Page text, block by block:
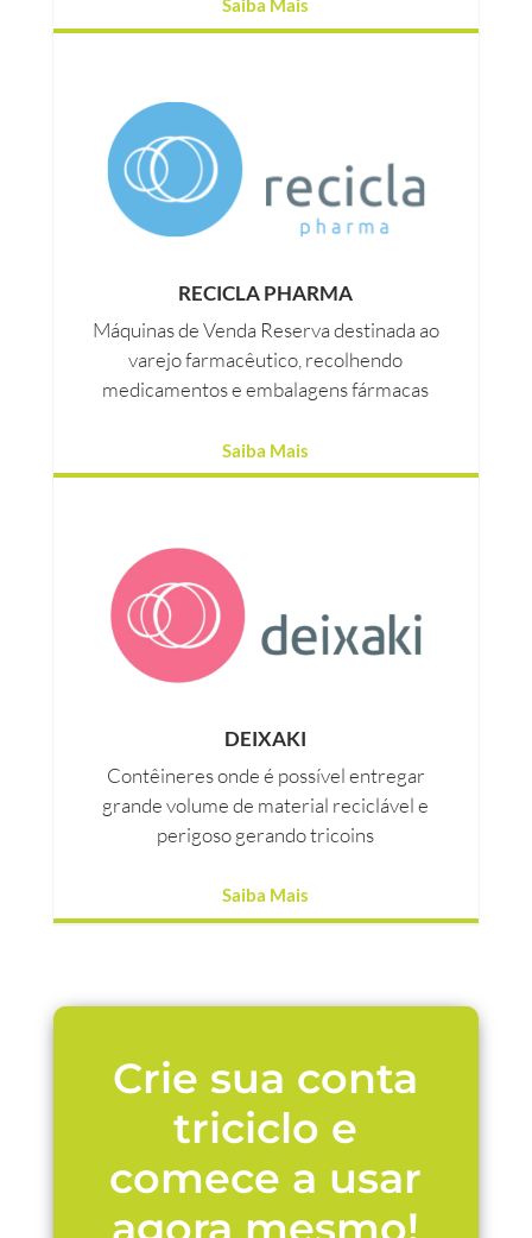
Saiba Mais
RECICLA PHARMA
Máquinas de Venda Reserva destinada ao
varejo farmacêutico, recolhendo
medicamentos e embalagens fármacas
Saiba Mais
DEIXAKI
Contêineres onde é possível entregar
grande volume de material reciclável e
perigoso gerando tricoins
Saiba Mais
Crie sua conta
triciclo e
comece a usar
agora mesmo!